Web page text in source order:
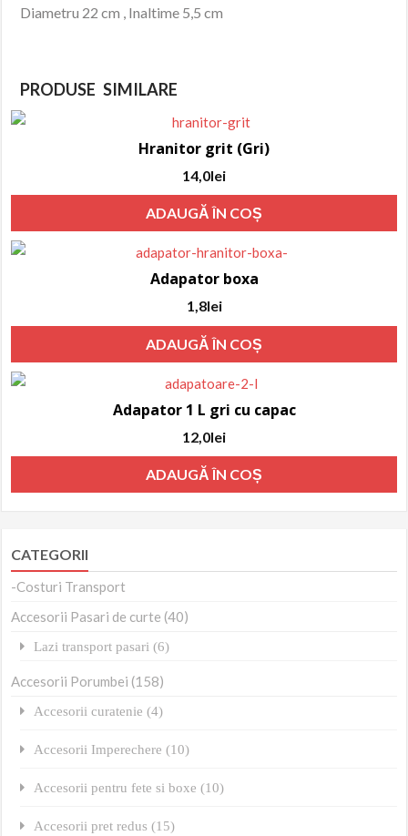
Diametru 22 cm , Inaltime 5,5 cm
PRODUSE SIMILARE
Hranitor grit (Gri)
14,0lei
ADAUGĂ ÎN COȘ
Adapator boxa
1,8lei
ADAUGĂ ÎN COȘ
Adapator 1 L gri cu capac
12,0lei
ADAUGĂ ÎN COȘ
CATEGORII
-Costuri Transport
Accesorii Pasari de curte (40)
Lazi transport pasari (6)
Accesorii Porumbei (158)
Accesorii curatenie (4)
Accesorii Imperechere (10)
Accesorii pentru fete si boxe (10)
Accesorii pret redus (15)